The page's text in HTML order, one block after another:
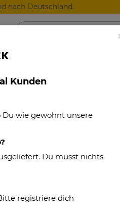
nach Deutschland.
- Der beste
Kunden
wie gewohnt unsere
Du musst nichts
registriere dich